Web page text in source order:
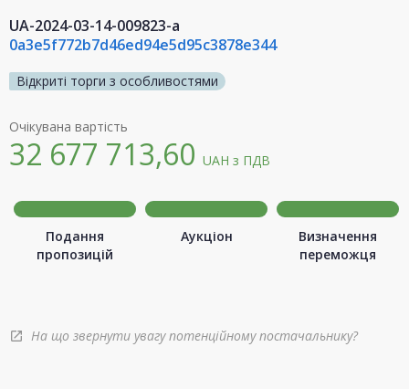
UA-2024-03-14-009823-a
0a3e5f772b7d46ed94e5d95c3878e344
Відкриті торги з особливостями
Очікувана вартість
32 677 713,60 UAH з ПДВ
Подання
пропозицій
Аукціон
Визначення
переможця
open_in_new На що звернути увагу потенційному постачальнику?